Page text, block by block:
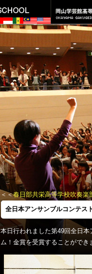
＜＜春日部共栄高等学校吹奏楽
全日本アンサンブルコンテス
本日行われました第49回全日
ム！金賞を受賞することがで